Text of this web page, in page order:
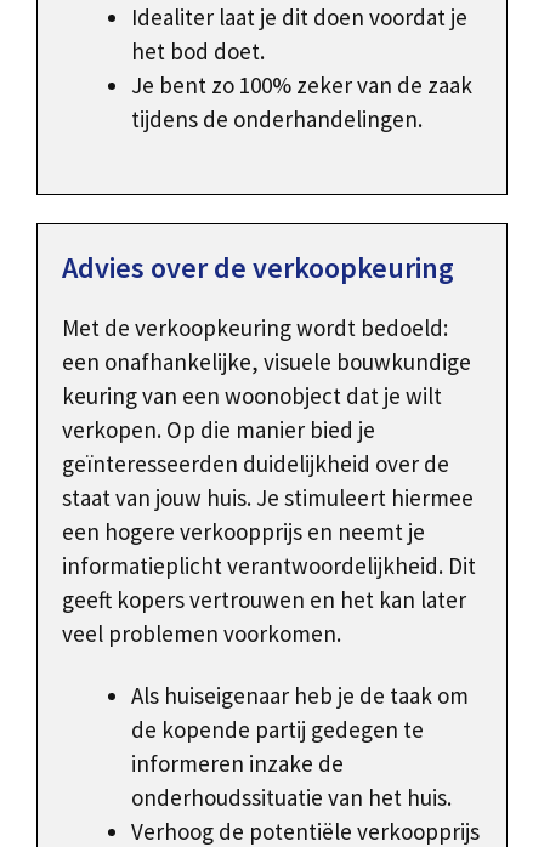
Idealiter laat je dit doen voordat je
het bod doet.
Je bent zo 100% zeker van de zaak
tijdens de onderhandelingen.
Advies over de verkoopkeuring
Met de verkoopkeuring wordt bedoeld:
een onafhankelijke, visuele bouwkundige
keuring van een woonobject dat je wilt
verkopen. Op die manier bied je
geïnteresseerden duidelijkheid over de
staat van jouw huis. Je stimuleert hiermee
een hogere verkoopprijs en neemt je
informatieplicht verantwoordelijkheid. Dit
geeft kopers vertrouwen en het kan later
veel problemen voorkomen.
Als huiseigenaar heb je de taak om
de kopende partij gedegen te
informeren inzake de
onderhoudssituatie van het huis.
Verhoog de potentiële verkoopprijs